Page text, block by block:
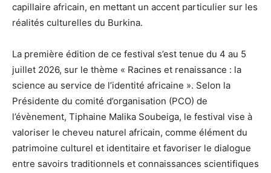
capillaire africain, en mettant un accent particulier sur les
réalités culturelles du Burkina.
La première édition de ce festival s’est tenue du 4 au 5
juillet 2026, sur le thème « Racines et renaissance : la
science au service de l’identité africaine ». Selon la
Présidente du comité d’organisation (PCO) de
l’évènement, Tiphaine Malika Soubeiga, le festival vise à
valoriser le cheveu naturel africain, comme élément du
patrimoine culturel et identitaire et favoriser le dialogue
entre savoirs traditionnels et connaissances scientifiques